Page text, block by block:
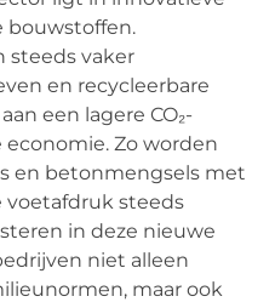
bouwstoffen.
steeds vaker
en recycleerbare
een lagere CO₂-
Zo worden
en betonmengsels met
voetafdruk steeds
in deze nieuwe
niet alleen
maar ook